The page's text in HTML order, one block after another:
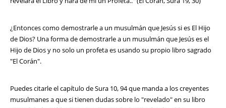
¿Entonces como demostrarle a un musulmán que Jesús si es El Hijo
de Dios? Una forma de demostrarle a un musulmán que Jesús es el
Hijo de Dios y no solo un profeta es usando su propio libro sagrado
"El Corán".
Puedes citarle el capítulo de Sura 10, 94 que manda a los creyentes
musulmanes a que si tienen dudas sobre lo "revelado" en su libro